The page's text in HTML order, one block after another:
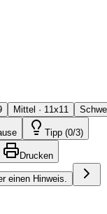
Mittel · 11x11
Tipp (0/3)
Drucken
einen Hinweis.